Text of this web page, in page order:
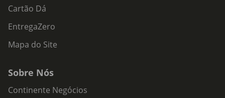
Cartão Dá
EntregaZero
Mapa do Site
Sobre Nós
Continente Negócios